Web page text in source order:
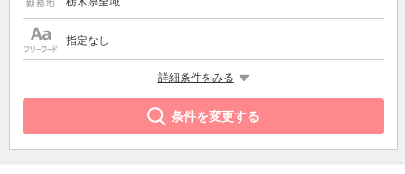
指定なし
詳細条件をみる
条件を変更する